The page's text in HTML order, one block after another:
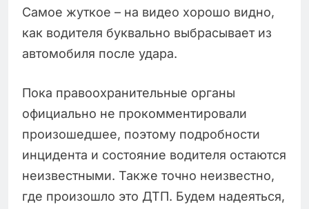
Самое жуткое – на видео хорошо видно,
как водителя буквально выбрасывает из
автомобиля после удара.
Пока правоохранительные органы
официально не прокомментировали
произошедшее, поэтому подробности
инцидента и состояние водителя остаются
неизвестными. Также точно неизвестно,
где произошло это ДТП. Будем надеяться,